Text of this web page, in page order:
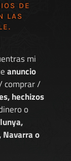
DE
LAS
.
mi
anuncio
comprar /
hechizos
o
Navarra o